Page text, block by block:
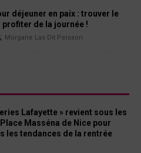
déjeuner en paix : trouver le
de la journée !
Morgane Las Dit Peisson
Lafayette » revient sous les
Masséna de Nice pour
les tendances de la rentrée